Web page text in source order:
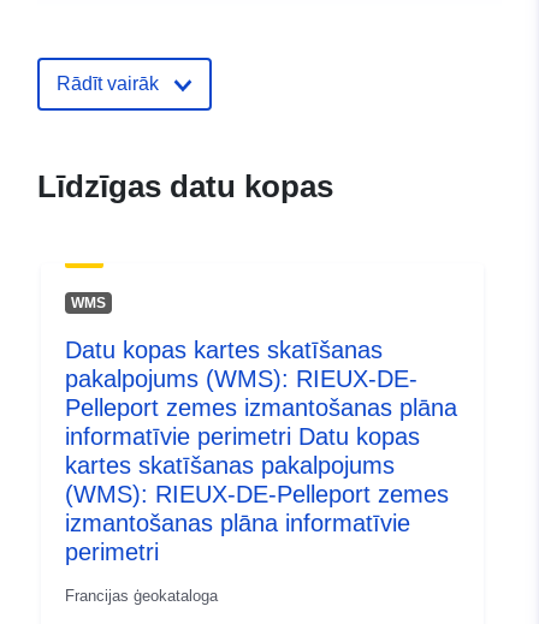
Rādīt vairāk
Līdzīgas datu kopas
WMS
Datu kopas kartes skatīšanas
pakalpojums (WMS): RIEUX-DE-
Pelleport zemes izmantošanas plāna
informatīvie perimetri Datu kopas
kartes skatīšanas pakalpojums
(WMS): RIEUX-DE-Pelleport zemes
izmantošanas plāna informatīvie
perimetri
Francijas ģeokataloga